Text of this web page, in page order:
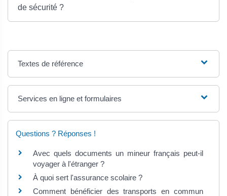
de sécurité ?
Textes de référence
Services en ligne et formulaires
Questions ? Réponses !
Avec quels documents un mineur français peut-il
voyager à l'étranger ?
À quoi sert l'assurance scolaire ?
Comment bénéficier des transports en commun